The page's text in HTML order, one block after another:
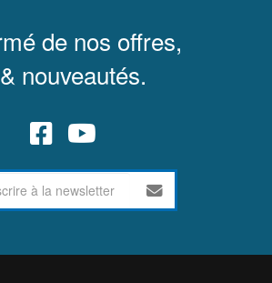
de nos offres,
nouveautés.